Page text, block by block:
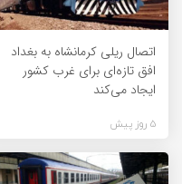
اتصال ریلی کرمانشاه به بغداد
افق تازه‌ای برای غرب کشور
ایجاد می‌کند
5 روز پیش